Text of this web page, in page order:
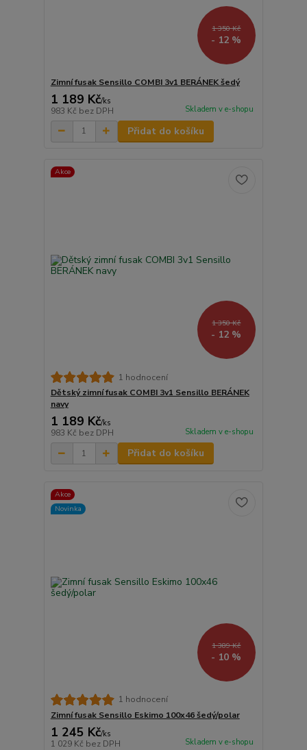
1 350 Kč
- 12 %
Zimní fusak Sensillo COMBI 3v1 BERÁNEK šedý
1 189 Kč/ks
983 Kč bez DPH Skladem v e-shopu
Přidat do košíku
Akce
1 350 Kč
- 12 %
1 hodnocení
Dětský zimní fusak COMBI 3v1 Sensillo BERÁNEK
navy
1 189 Kč/ks
983 Kč bez DPH Skladem v e-shopu
Přidat do košíku
Akce
Novinka
1 389 Kč
- 10 %
1 hodnocení
Zimní fusak Sensillo Eskimo 100x46 šedý/polar
1 245 Kč/ks
1 029 Kč bez DPH Skladem v e-shopu